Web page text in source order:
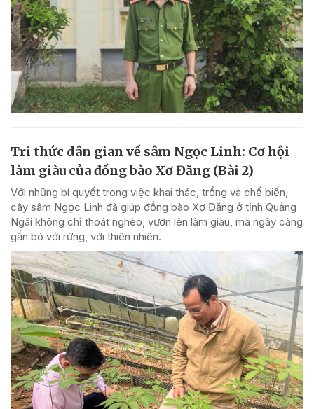
Tri thức dân gian về sâm Ngọc Linh: Cơ hội
làm giàu của đồng bào Xơ Đăng (Bài 2)
Với những bí quyết trong việc khai thác, trồng và chế biến,
cây sâm Ngọc Linh đã giúp đồng bào Xơ Đăng ở tỉnh Quảng
Ngãi không chỉ thoát nghèo, vươn lên làm giàu, mà ngày càng
gắn bó với rừng, với thiên nhiên.